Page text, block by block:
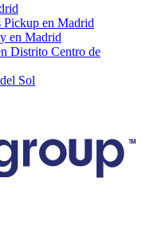
Pickup en Madrid
en Madrid
Distrito Centro de
Sol